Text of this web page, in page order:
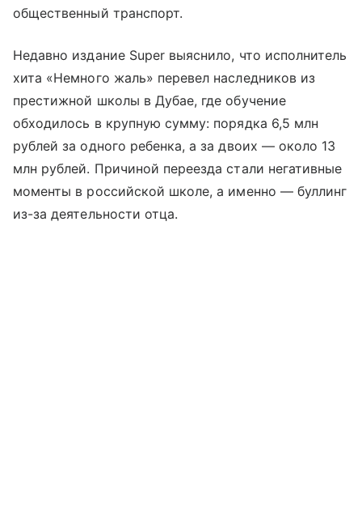
общественный транспорт.
Недавно издание Super выяснило, что исполнитель
хита «Немного жаль» перевел наследников из
престижной школы в Дубае, где обучение
обходилось в крупную сумму: порядка 6,5 млн
рублей за одного ребенка, а за двоих — около 13
млн рублей. Причиной переезда стали негативные
моменты в российской школе, а именно — буллинг
из-за деятельности отца.